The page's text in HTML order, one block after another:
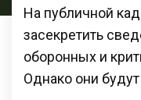
На публичной
засекретить
оборонных и
Однако они